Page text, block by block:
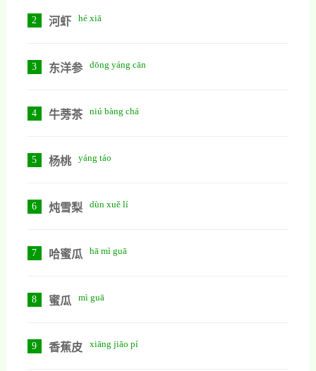
2 河虾 hé xiā
3 东洋参 dōng yáng cān
4 牛蒡茶 niú bàng chá
5 杨桃 yáng táo
6 炖雪梨 dùn xuě lí
7 哈蜜瓜 hā mì guā
8 蜜瓜 mì guā
9 香蕉皮 xiāng jiāo pí